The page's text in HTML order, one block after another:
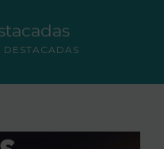
DESTACADAS